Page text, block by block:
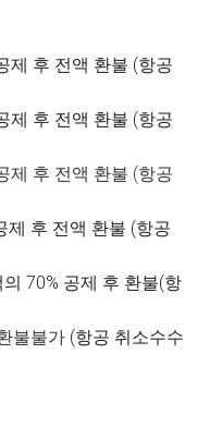
제 후 전액 환불 (항공
제 후 전액 환불 (항공
제 후 전액 환불 (항공
제 후 전액 환불 (항공
70% 공제 후 환불(항
불불가 (항공 취소수수